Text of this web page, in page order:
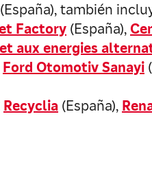
(España), también
Factory (España),
aux energies
Ford Otomotiv Sanayi
Recyclia (España),